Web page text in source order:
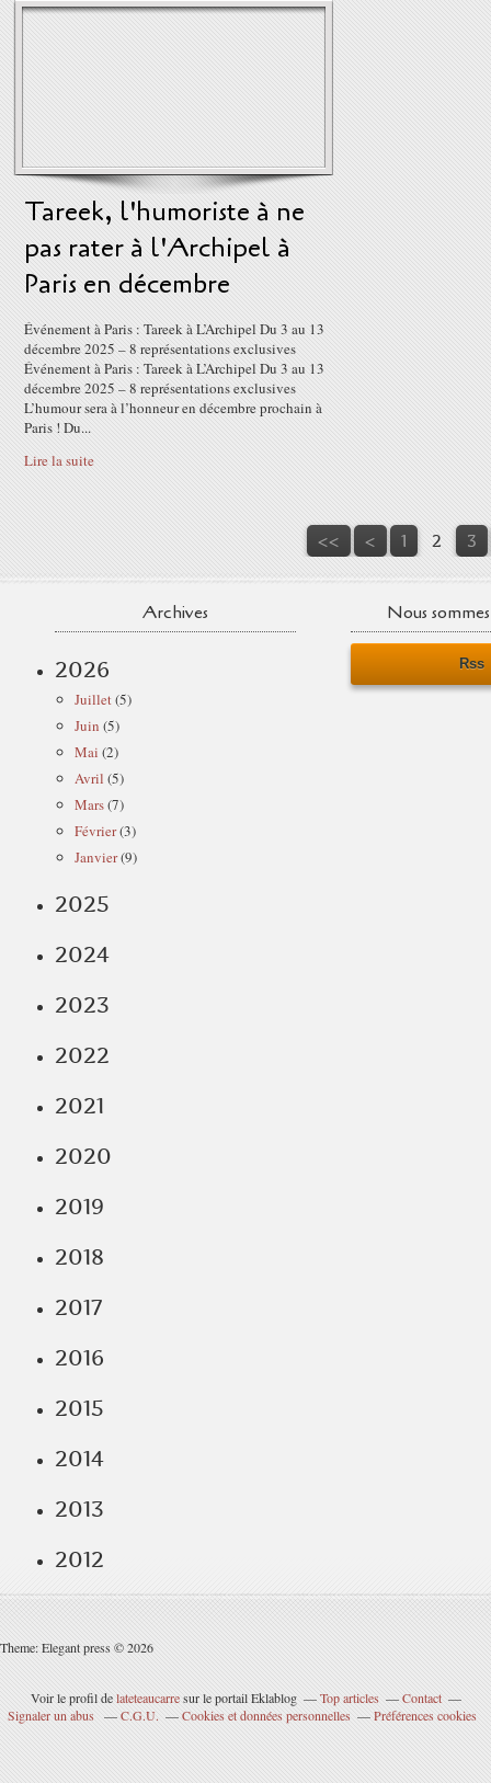
Tareek, l'humoriste à ne
pas rater à l'Archipel à
Paris en décembre
Événement à Paris : Tareek à L’Archipel Du 3 au 13
décembre 2025 – 8 représentations exclusives
Événement à Paris : Tareek à L’Archipel Du 3 au 13
décembre 2025 – 8 représentations exclusives
L’humour sera à l’honneur en décembre prochain à
Paris ! Du...
Lire la suite
<< < 1 2 3
Archives
2026
Juillet(5)
Juin (5)
Mai (2)
Avril (5)
Mars(7)
Février(3)
Janvier(9)
2025
2024
2023
2022
2021
2020
2019
2018
2017
2016
2015
2014
2013
2012
Nous
Rss
Theme: Elegant press © 2026
Voir le profil delateteaucarresur le portail Eklablog Top articles
Contact
Signaler un abus
C.G.U. Cookies et données personnelles Préférences cookies